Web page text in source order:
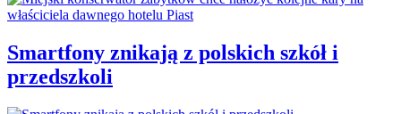
Smartfony znikają z polskich szkół i
przedszkoli